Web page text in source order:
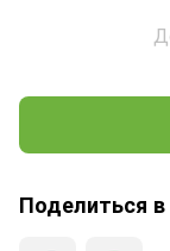
Поделиться